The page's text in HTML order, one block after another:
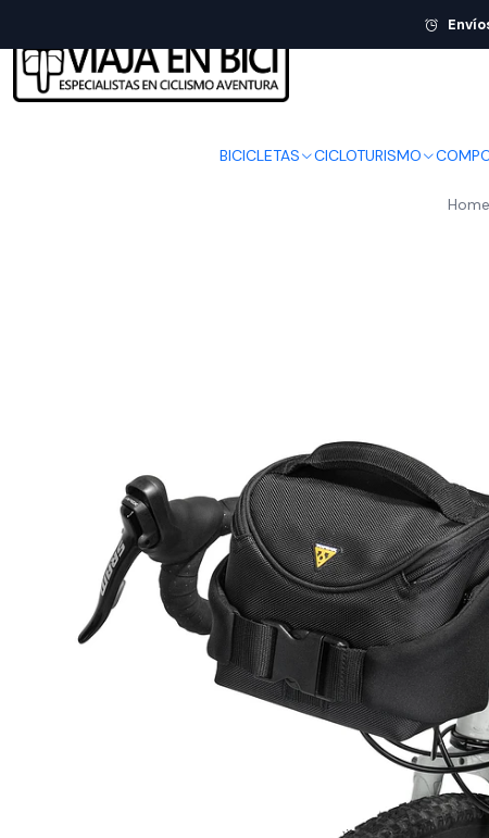
BICICLETAS CICLOTURISMO
Home